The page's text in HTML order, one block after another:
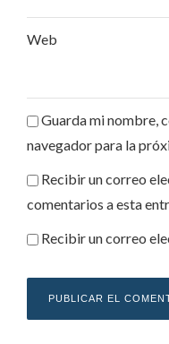
Web
Guarda mi nombre,
navegador para la
Recibir un correo
comentarios a esta
Recibir un correo